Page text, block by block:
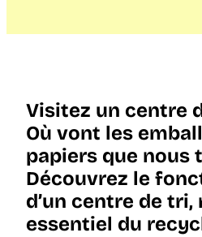
Visitez un centre
Où vont les
papiers que nous
Découvrez le
d’un centre de tri,
essentiel du